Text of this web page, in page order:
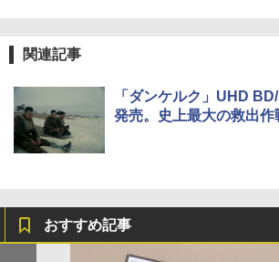
関連記事
「ダンケルク」UHD
発売。史上最大の救出作
おすすめ記事